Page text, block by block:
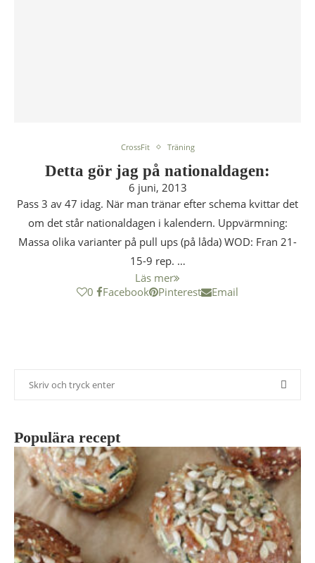
CrossFit Träning
Detta gör jag på nationaldagen:
6 juni, 2013
Pass 3 av 47 idag. När man tränar efter schema kvittar det
om det står nationaldagen i kalendern. Uppvärmning:
Massa olika varianter på pull ups (på låda) WOD: Fran 21-
15-9 rep. …
Läs mer
0
Facebook Pinterest Email
Populära recept